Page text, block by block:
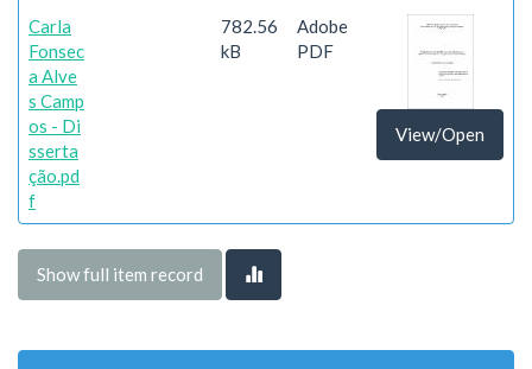
Carla
Fonsec
a Alve
s Camp
os - Di
sserta
ção.pd
f
782.56
kB
Adobe
PDF
View/Open
Show full item record